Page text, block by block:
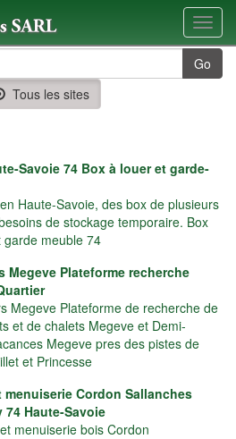
Go
Tous les sites
Savoie 74 Box à louer et garde-
Haute-Savoie, des box de plusieurs
de stockage temporaire. Box
meuble 74
Plateforme recherche
Megeve Plateforme de recherche de
et de chalets Megeve et Demi-
Megeve pres des pistes de
et Princesse
menuiserie Cordon Sallanches
74 Haute-Savoie
menuiserie bois Cordon